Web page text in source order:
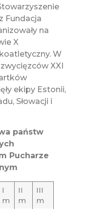
Fundacja
na
X
W
XXI
ekipy Estonii,
Słowacji i
państw
Pucharze
I
m
II
m
III
m